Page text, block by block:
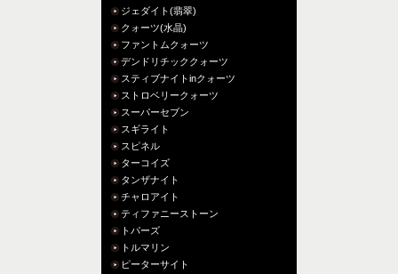
ジェダイト(翡翠)
クォーツ(水晶)
ファントムクォーツ
デンドリチッククォーツ
スティブナイトinクォーツ
ストロベリークォーツ
スーパーセブン
スギライト
スピネル
ターコイズ
タンザナイト
チャロアイト
ティファニーストーン
トパーズ
トルマリン
ピーターサイト